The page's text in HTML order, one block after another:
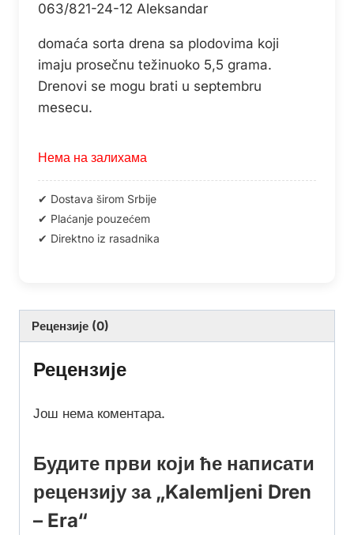
063/821-24-12 Aleksandar
domaća sorta drena sa plodovima koji
imaju prosečnu težinuoko 5,5 grama.
Drenovi se mogu brati u septembru
mesecu.
Нема на залихама
Рецензије (0)
Рецензије
Још нема коментара.
Будите први који ће написати
рецензију за „Kalemljeni Dren
– Era“